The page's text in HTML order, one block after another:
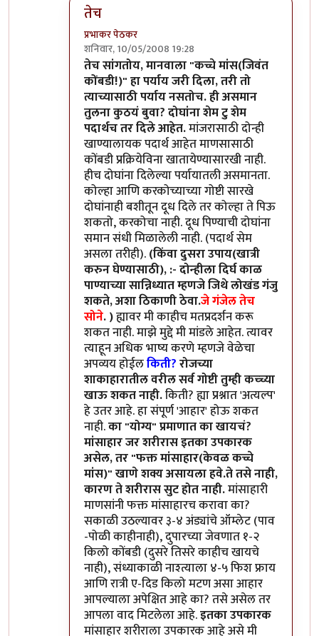
तेच
प्रभाकर पेठकर
शनिवार, 10/05/2008 19:28
In reply toमग ही घ्या उत्तरंbyमन
तेच सांगतोय, मानवाला "कच्चे मांस(जिवंत
कोंबडी!)" हा पर्याय जरी दिला, तरी तो
त्याच्यासाठी पर्याय नसतोच. ही असमान
तुलना कुठयं बुवा? दोघांना शेम टु शेम
पदार्थच तर दिले आहेत.मांजरासाठी दोन्ही
खाण्यालायक पदार्थ आहेत माणसासाठी
कोंबडी प्रक्रियेविना खातायेण्यासारखी नाही.
हीच दोघांना दिलेल्या पर्यायातली असमानता.
कोल्हा आणि करकोच्याच्या गोष्टी सारखे
दोघांनाही बशीतून दूध दिले तर कोल्हा ते पिऊ
शकतो, करकोचा नाही. दूध पिण्याची दोघांना
समान संधी मिळालेली नाही. (पदार्थ सेम
असला तरीही).(किंवा दुसरा उपाय(खात्री
करुन घेण्यासाठी), :- दोन्हीला दिर्घ काळ
पाण्याच्या सान्निध्यात म्हणजे जिथे लोखंड गंजु
शकते, अशा ठिकाणी ठेवा.जे गंजेल तेच
सोने. )ह्यावर मी काहीच मतप्रदर्शन करू
शकत नाही. माझे मुद्दे मी मांडले आहेत. त्यावर
त्याहून अधिक भाष्य करणे म्हणजे वेळेचा
अपव्यय होईलकिती?रोजच्या
शाकाहारातील वरील सर्व गोष्टी तुम्ही कच्च्या
खाऊ शकत नाही.किती? ह्या प्रश्नात 'अत्यल्प'
हे उतर आहे. हा संपूर्ण 'आहार' होऊ शकत
नाही.का "योग्य" प्रमाणात का खायचं?
मांसाहार जर शरीरास इतका उपकारक
असेल, तर "फक्त मांसाहार(केवळ कच्चे
मांस)" खाणे शक्य असायला हवे.ते तसे नाही,
कारण ते शरीरास सुट होत नाही.मांसाहारी
माणसांनी फक्त मांसाहारच करावा का?
सकाळी उठल्यावर ३-४ अंड्यांचे ऑम्लेट (पाव
-पोळी काहीनाही), दुपारच्या जेवणात १-२
किलो कोंबडी (दुसरे तिसरे काहीच खायचे
नाही), संध्याकाळी नाश्त्याला ४-५ फिश फ्राय
आणि रात्री ए-दिड किलो मटण असा आहार
आपल्याला अपेक्षित आहे का? तसे असेल तर
आपला वाद मिटलेला आहे.इतका उपकारक
मांसाहार शरीराला उपकारक आहे असे मी